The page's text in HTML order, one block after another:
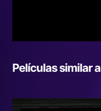
Películas similar a